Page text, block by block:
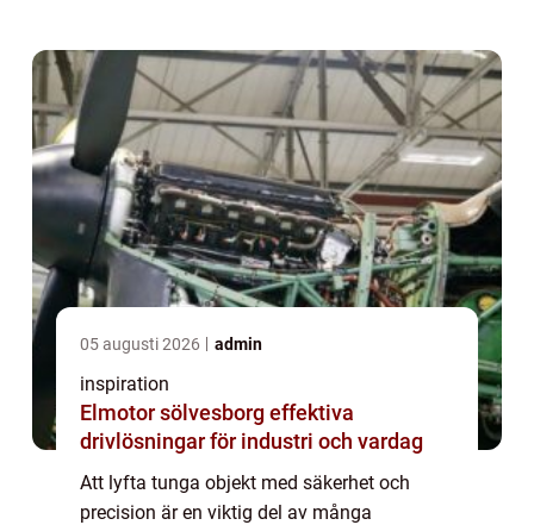
05 augusti 2026 admin
inspiration
Elmotor sölvesborg effektiva
drivlösningar för industri och vardag
Att lyfta tunga objekt med säkerhet och
precision är en viktig del av många